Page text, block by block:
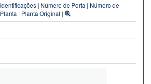
Identificações | Número de Porta | Número de
Planta | Planta Original |